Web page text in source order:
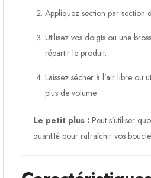
Appliquez section par section
Utilisez vos doigts ou une
répartir le produit.
Laissez sécher à l’air libre ou
plus de volume.
Le petit plus : Peut s’utiliser
quantité pour rafraîchir vos